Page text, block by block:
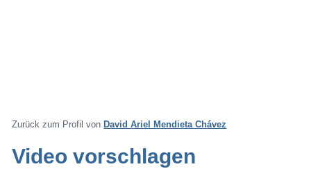
Zurück zum Profil von David Ariel Mendieta Chávez
Video vorschlagen